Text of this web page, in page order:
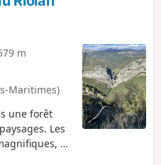
m
Maritimes)
une forêt
Les
en